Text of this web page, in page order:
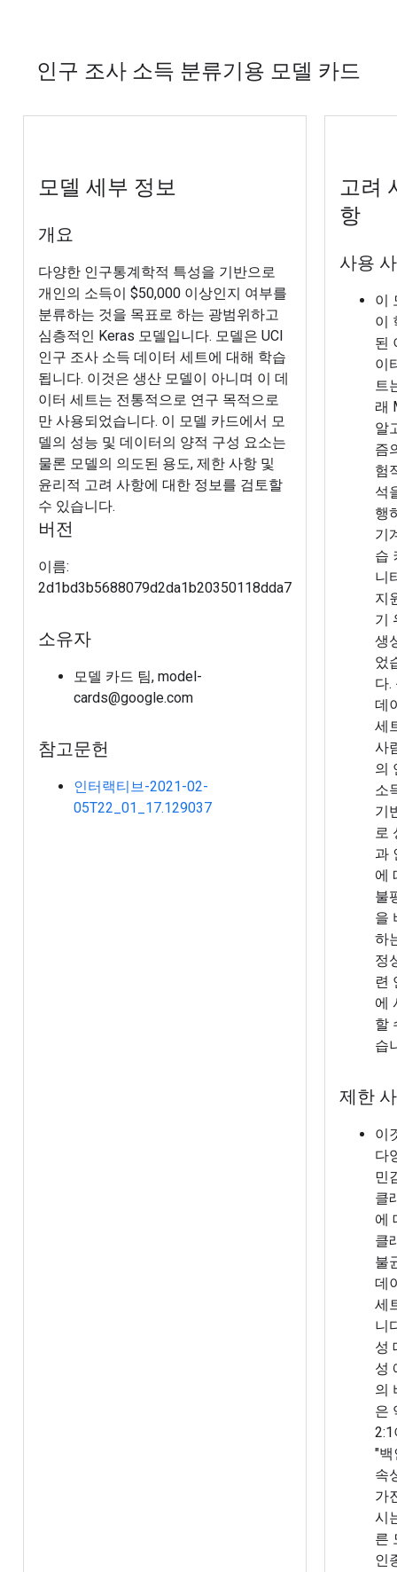
인구 조사 소득 분류기용 모델 카드
모델 세부 정보
개요
다양한 인구통계학적 특성을 기반으로
개인의 소득이 $50,000 이상인지 여부를
분류하는 것을 목표로 하는 광범위하고
심층적인 Keras 모델입니다. 모델은 UCI
인구 조사 소득 데이터 세트에 대해 학습
됩니다. 이것은 생산 모델이 아니며 이 데
이터 세트는 전통적으로 연구 목적으로
만 사용되었습니다. 이 모델 카드에서 모
델의 성능 및 데이터의 양적 구성 요소는
물론 모델의 의도된 용도, 제한 사항 및
윤리적 고려 사항에 대한 정보를 검토할
수 있습니다.
버전
이름:
2d1bd3b5688079d2da1b20350118dda7
소유자
모델 카드 팀, model-
cards@google.com
참고문헌
인터랙티브-2021-02-
05T22_01_17.129037
고려
항
사용
이
이
된
이
트
래
알
즘
험
석
행
기
습
니
지
기
생
었
다.
데
세
사
의
소
기
로
과
에
불
을
하
정
련
에
할
습
제한
이
다
민
클
에
클
불
데
세
니
성
성
의
은
"백
속
가
시
른
인